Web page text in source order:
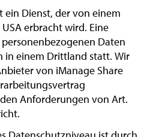
ein Dienst, der von einem
erbracht wird. Eine
Daten
in einem Drittland statt. Wir
von iManage Share
Anforderungen von Art.